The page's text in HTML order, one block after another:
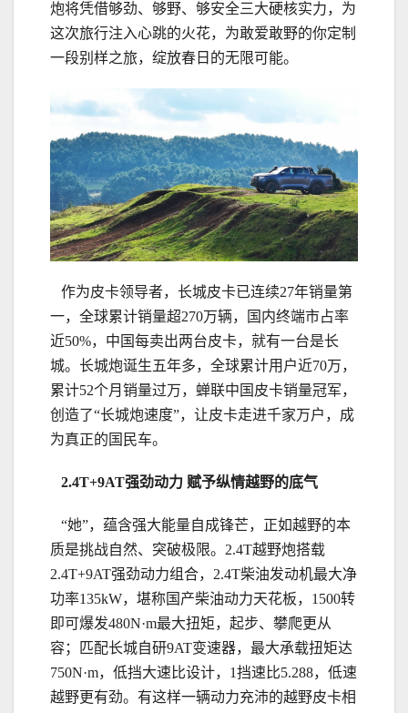
炮将凭借够劲、够野、够安全三大硬核实力，为
这次旅行注入心跳的火花，为敢爱敢野的你定制
一段别样之旅，绽放春日的无限可能。
作为皮卡领导者，长城皮卡已连续27年销量第
一，全球累计销量超270万辆，国内终端市占率
近50%，中国每卖出两台皮卡，就有一台是长
城。长城炮诞生五年多，全球累计用户近70万，
累计52个月销量过万，蝉联中国皮卡销量冠军，
创造了“长城炮速度”，让皮卡走进千家万户，成
为真正的国民车。
2.4T+9AT强劲动力 赋予纵情越野的底气
“她”，蕴含强大能量自成锋芒，正如越野的本
质是挑战自然、突破极限。2.4T越野炮搭载
2.4T+9AT强劲动力组合，2.4T柴油发动机最大净
功率135kW，堪称国产柴油动力天花板，1500转
即可爆发480N·m最大扭矩，起步、攀爬更从
容；匹配长城自研9AT变速器，最大承载扭矩达
750N·m，低挡大速比设计，1挡速比5.288，低速
越野更有劲。有这样一辆动力充沛的越野皮卡相